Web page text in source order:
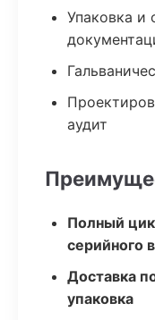
Упаковка и
аудит
Полный
серийного
Доставка
упаковка